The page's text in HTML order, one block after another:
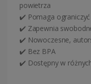
powietrza
✔️ Pomaga
✔️ Zapewnia
✔️ Nowoczesne,
✔️ Bez BPA
✔️ Dostępny w